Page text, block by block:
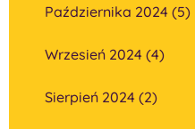
Października 2024 (5)
Wrzesień 2024 (4)
Sierpień 2024 (2)